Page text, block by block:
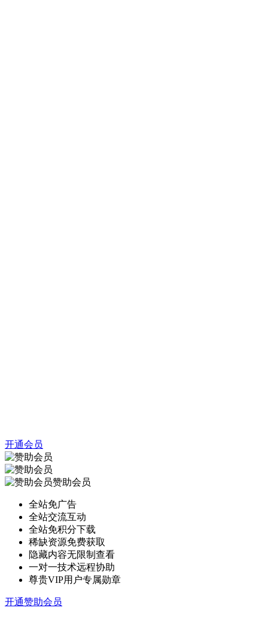
开通会员
赞助会员
全站免广告
全站交流互动
全站免积分下载
稀缺资源免费获取
隐藏内容无限制查看
一对一技术远程协助
尊贵VIP用户专属勋章
开通赞助会员